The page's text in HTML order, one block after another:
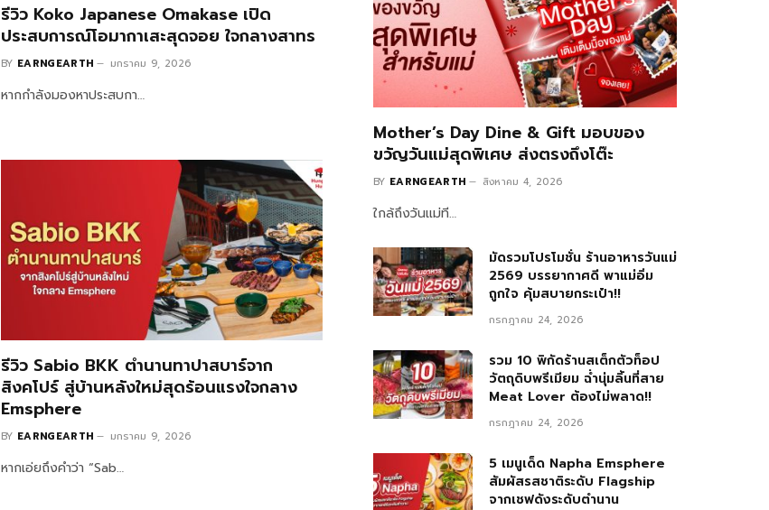
รีวิว Koko Japanese Omakase เปิด
ประสบการณ์โอมากาเสะสุดจอย ใจกลางสาทร
BY EARNGEARTH มกราคม 9, 2026
หากกำลังมองหาประสบกา…
รีวิว Sabio BKK ตำนานทาปาสบาร์จาก
สิงคโปร์ สู่บ้านหลังใหม่สุดร้อนแรงใจกลาง
Emsphere
BY EARNGEARTH มกราคม 9, 2026
หากเอ่ยถึงคำว่า “Sab…
Mother’s Day Dine & Gift มอบของ
ขวัญวันแม่สุดพิเศษ ส่งตรงถึงโต๊ะ
BY EARNGEARTH สิงหาคม 4, 2026
ใกล้ถึงวันแม่ที…
มัดรวมโปรโมชั่น ร้านอาหารวันแม่
2569 บรรยากาศดี พาแม่อิ่ม
ถูกใจ คุ้มสบายกระเป๋า!!
กรกฎาคม 24, 2026
รวม 10 พิกัดร้านสเต็กตัวท็อป
วัตถุดิบพรีเมียม ฉ่ำนุ่มลิ้นที่สาย
Meat Lover ต้องไม่พลาด!!
กรกฎาคม 24, 2026
5 เมนูเด็ด Napha Emsphere
สัมผัสรสชาติระดับ Flagship
จากเชฟดังระดับตำนาน